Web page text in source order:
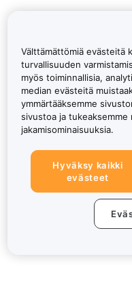
Välttämättömiä evästeitä
turvallisuuden
myös toiminnallisia,
median evästeitä
ymmärtääksemme
sivustoa ja tukeaksemme
jakamisominaisuuksia.
Hyväksy kaikki
evästeet